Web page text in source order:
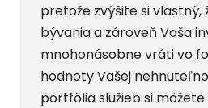
pretože zvýšite si
bývania a zároveň Vaša
mnohonásobne vráti vo
hodnoty Vašej
portfólia služieb si